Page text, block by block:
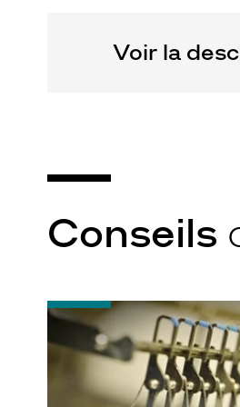
Voir la
Conseils
-
Quel
indice
d’amincissement